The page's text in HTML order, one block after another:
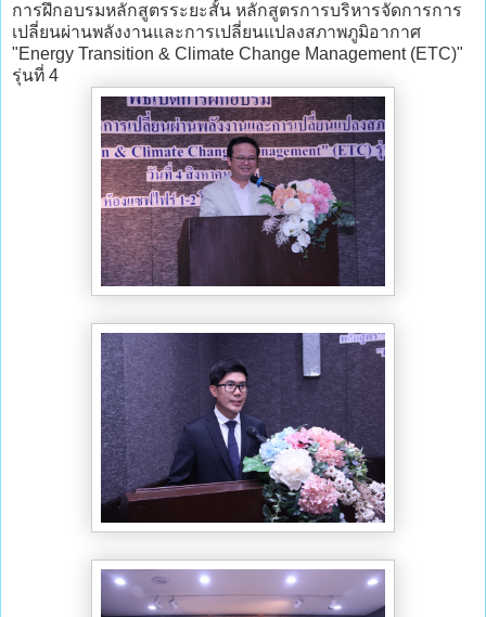
การฝึกอบรมหลักสูตรระยะสั้น หลักสูตรการบริหารจัดการการ
เปลี่ยนผ่านพลังงานและการเปลี่ยนแปลงสภาพภูมิอากาศ
"Energy Transition & Climate Change Management (ETC)"
รุ่นที่ 4